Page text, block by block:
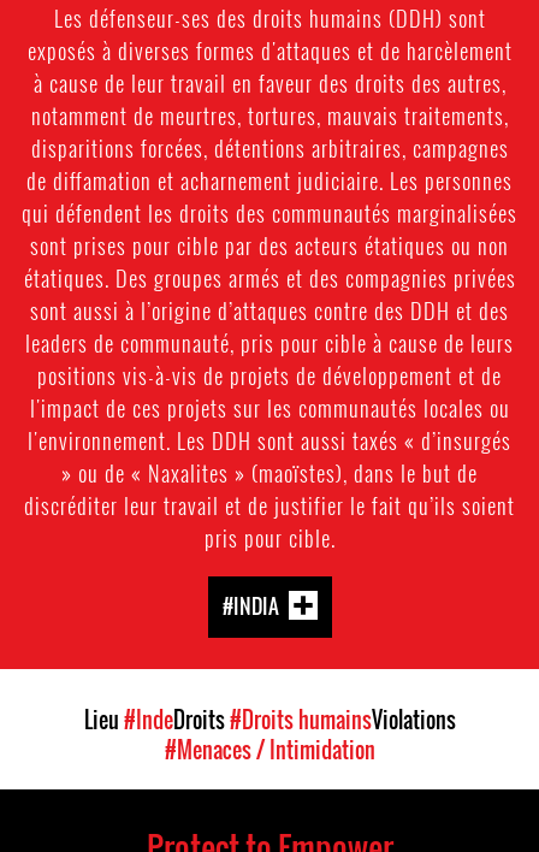
Les défenseur-ses des droits humains (DDH) sont
exposés à diverses formes d'attaques et de harcèlement
à cause de leur travail en faveur des droits des autres,
notamment de meurtres, tortures, mauvais traitements,
disparitions forcées, détentions arbitraires, campagnes
de diffamation et acharnement judiciaire. Les personnes
qui défendent les droits des communautés marginalisées
sont prises pour cible par des acteurs étatiques ou non
étatiques. Des groupes armés et des compagnies privées
sont aussi à l’origine d’attaques contre des DDH et des
leaders de communauté, pris pour cible à cause de leurs
positions vis-à-vis de projets de développement et de
l'impact de ces projets sur les communautés locales ou
l'environnement. Les DDH sont aussi taxés « d’insurgés
» ou de « Naxalites » (maoïstes), dans le but de
discréditer leur travail et de justifier le fait qu’ils soient
pris pour cible.
#INDIA
Lieu#IndeDroits#Droits humainsViolations
#Menaces / Intimidation